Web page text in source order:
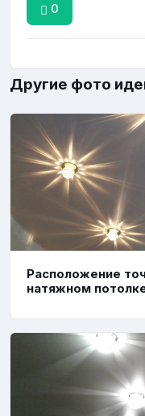
0
Другие фото
Расположение
натяжном